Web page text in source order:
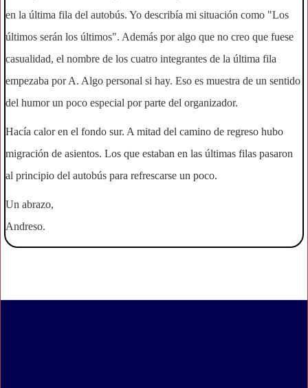
en la última fila del autobús. Yo describía mi situación como "Los
últimos serán los últimos". Además por algo que no creo que fuese
casualidad, el nombre de los cuatro integrantes de la última fila
empezaba por A. Algo personal si hay. Eso es muestra de un sentido
del humor un poco especial por parte del organizador.
Hacía calor en el fondo sur. A mitad del camino de regreso hubo
migración de asientos. Los que estaban en las últimas filas pasaron
al principio del autobús para refrescarse un poco.
Un abrazo,
Andreso.